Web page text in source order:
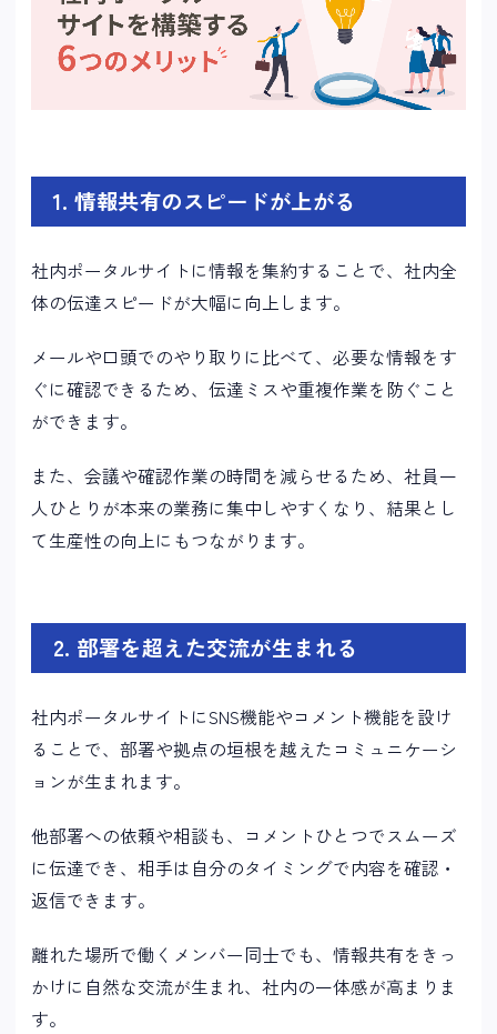
1. 情報共有のスピードが上がる
社内ポータルサイトに情報を集約することで、社内全
体の伝達スピードが大幅に向上します。
メールや口頭でのやり取りに比べて、必要な情報をす
ぐに確認できるため、伝達ミスや重複作業を防ぐこと
ができます。
また、会議や確認作業の時間を減らせるため、社員一
人ひとりが本来の業務に集中しやすくなり、結果とし
て生産性の向上にもつながります。
2. 部署を超えた交流が生まれる
社内ポータルサイトにSNS機能やコメント機能を設け
ることで、部署や拠点の垣根を越えたコミュニケーシ
ョンが生まれます。
他部署への依頼や相談も、コメントひとつでスムーズ
に伝達でき、相手は自分のタイミングで内容を確認・
返信できます。
離れた場所で働くメンバー同士でも、情報共有をきっ
かけに自然な交流が生まれ、社内の一体感が高まりま
す。